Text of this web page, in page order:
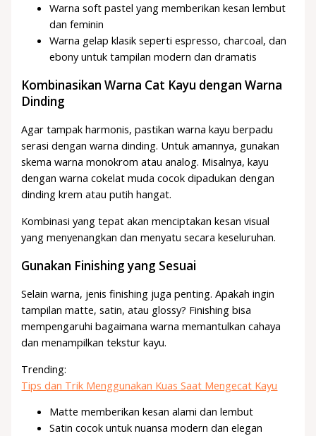
Warna soft pastel yang memberikan kesan lembut
dan feminin
Warna gelap klasik seperti espresso, charcoal, dan
ebony untuk tampilan modern dan dramatis
Kombinasikan Warna Cat Kayu dengan Warna
Dinding
Agar tampak harmonis, pastikan warna kayu berpadu
serasi dengan warna dinding. Untuk amannya, gunakan
skema warna monokrom atau analog. Misalnya, kayu
dengan warna cokelat muda cocok dipadukan dengan
dinding krem atau putih hangat.
Kombinasi yang tepat akan menciptakan kesan visual
yang menyenangkan dan menyatu secara keseluruhan.
Gunakan Finishing yang Sesuai
Selain warna, jenis finishing juga penting. Apakah ingin
tampilan matte, satin, atau glossy? Finishing bisa
mempengaruhi bagaimana warna memantulkan cahaya
dan menampilkan tekstur kayu.
Trending:
Tips dan Trik Menggunakan Kuas Saat Mengecat Kayu
Matte memberikan kesan alami dan lembut
Satin cocok untuk nuansa modern dan elegan